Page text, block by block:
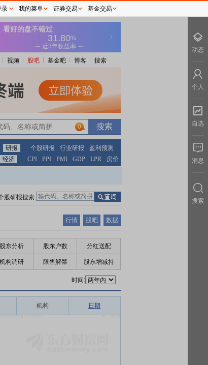
视频 股吧 基金吧 博客 搜索
0
研报 个股研报 行业研报
盈利预测
经济 CPI PPI PMI GDP LPR 房价
股研报搜索:
行情 股吧 数据
股东分析 股东户数 分红送配
机构调研 限售解禁 股东增减持
时间:
机构 日期
录 我的菜单 证券交易 基金交易
动态
个人
自选
消息
搜索